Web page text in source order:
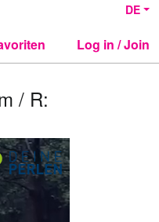
DE
Log in / Join
/ R: